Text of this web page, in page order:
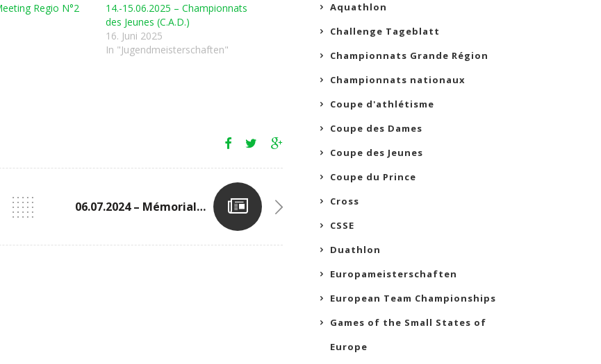
Regio N°2
14.-15.06.2025 – Championnats
des Jeunes (C.A.D.)
16. Juni 2025
In "Jugendmeisterschaften"
06.07.2024 – Mémorial Jos Verstockt À Lier (BEL)
Aquathlon
Challenge Tageblatt
Championnats Grande Région
Championnats nationaux
Coupe d'athlétisme
Coupe des Dames
Coupe des Jeunes
Coupe du Prince
Cross
CSSE
Duathlon
Europameisterschaften
European Team Championships
Games of the Small States of
Europe